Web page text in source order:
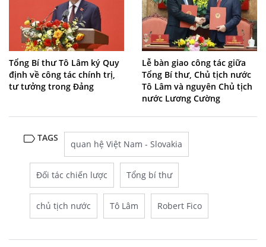
Tổng Bí thư Tô Lâm ký Quy
định về công tác chính trị,
tư tưởng trong Đảng
Lễ bàn giao công tác giữa
Tổng Bí thư, Chủ tịch nước
Tô Lâm và nguyên Chủ tịch
nước Lương Cường
TAGS
quan hệ Việt Nam - Slovakia
Đối tác chiến lược Tổng bí thư
chủ tịch nước Tô Lâm Robert Fico